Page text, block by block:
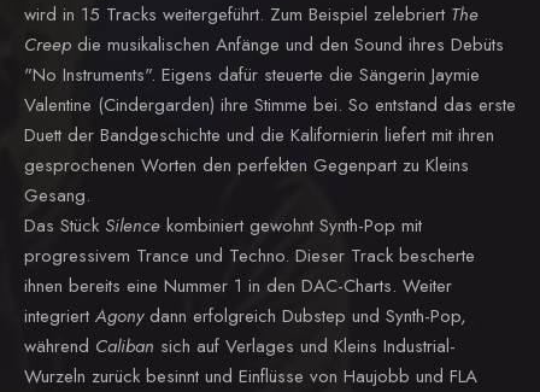
wird in 15 Tracks weitergeführt. Zum Beispiel zelebriert The
Creep die musikalischen Anfänge und den Sound ihres Debüts
"No Instruments". Eigens dafür steuerte die Sängerin Jaymie
Valentine (Cindergarden) ihre Stimme bei. So entstand das erste
Duett der Bandgeschichte und die Kalifornierin liefert mit ihren
gesprochenen Worten den perfekten Gegenpart zu Kleins
Gesang.
Das Stück Silence kombiniert gewohnt Synth-Pop mit
progressivem Trance und Techno. Dieser Track bescherte
ihnen bereits eine Nummer 1 in den DAC-Charts. Weiter
integriert Agonydann erfolgreich Dubstep und Synth-Pop,
während Caliban sich auf Verlages und Kleins Industrial-
Wurzeln zurück besinnt und Einflüsse von Haujobb und FLA